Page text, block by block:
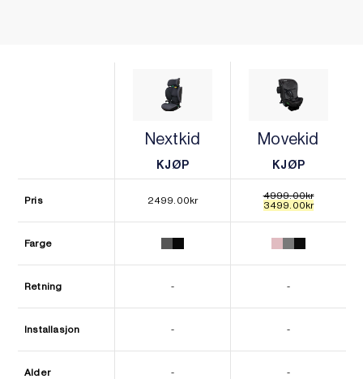
Nextkid
KJØP
KJØP
Movekid
KJØP
KJØP
Pris 2499.00kr 4999.00kr
Opprinnelig
pris
var:
3499.00kr
pris
er:
Farge
Retning - -
Installasjon - -
Alder - -